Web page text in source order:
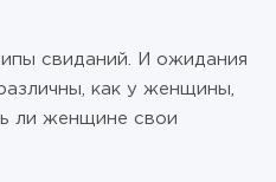
свиданий. И ожидания
как у женщины,
ли женщине свои